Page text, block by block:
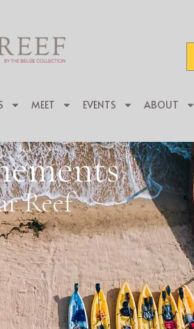
MEET EVENTS ABOUT
Reef